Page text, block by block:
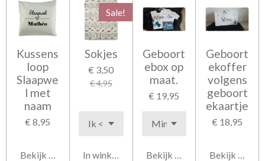
Kussens
loop
Slaapwe
l met
naam
€ 8,95
Bekijk details
Sale!
Sokjes
€ 3,50
€ 4,95
In winkelwagen
Geboort
ebox op
maat.
€ 19,95
Bekijk details
Geboort
ekoffer
volgens
geboort
ekaartje
€ 18,95
Bekijk details